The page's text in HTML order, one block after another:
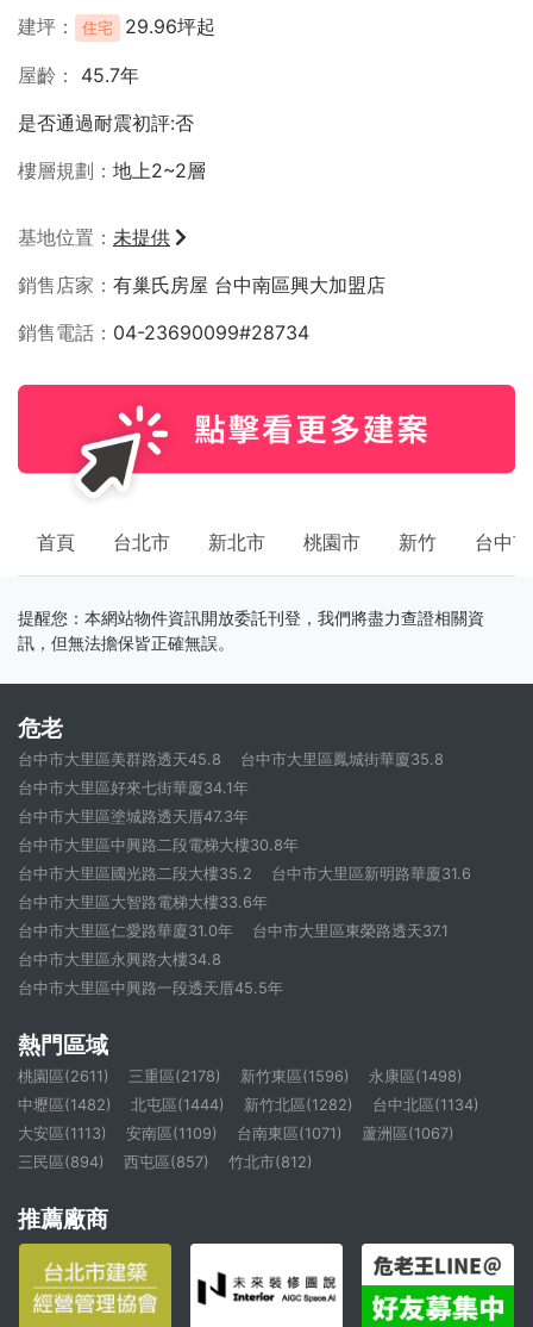
建坪 住宅 29.96坪起
屋齡
45.7年
是否通過耐震初評:否
樓層規劃
地上2~2層
基地位置
未提供
銷售店家
有巢氏房屋 台中南區興大加盟店
銷售電話
04-23690099#28734
首頁 台北市 新北市 桃園市 新竹 台中市
提醒您：本網站物件資訊開放委託刊登，我們將盡力查證相關資
訊，但無法擔保皆正確無誤。
危老
台中市大里區美群路透天45.8
台中市大里區鳳城街華廈35.8
台中市大里區好來七街華廈34.1年
台中市大里區塗城路透天厝47.3年
台中市大里區中興路二段電梯大樓30.8年
台中市大里區國光路二段大樓35.2
台中市大里區新明路華廈31.6
台中市大里區大智路電梯大樓33.6年
台中市大里區仁愛路華廈31.0年
台中市大里區東榮路透天37.1
台中市大里區永興路大樓34.8
台中市大里區中興路一段透天厝45.5年
熱門區域
桃園區(2611) 三重區(2178) 新竹東區(1596)
永康區(1498)
中壢區(1482)
北屯區(1444) 新竹北區(1282)
台中北區(1134)
大安區(1113)
安南區(1109) 台南東區(1071)
蘆洲區(1067)
三民區(894)
西屯區(857) 竹北市(812)
推薦廠商